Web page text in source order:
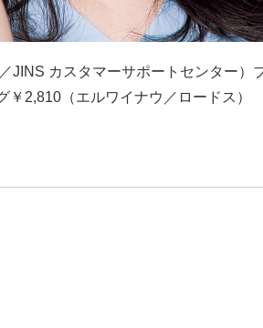
JINS カスタマーサポートセンター）
2,810（エルワイナウ／ロードス）